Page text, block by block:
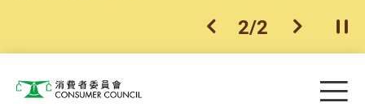
上一個
2/2 下一個開
消費者委員會 目